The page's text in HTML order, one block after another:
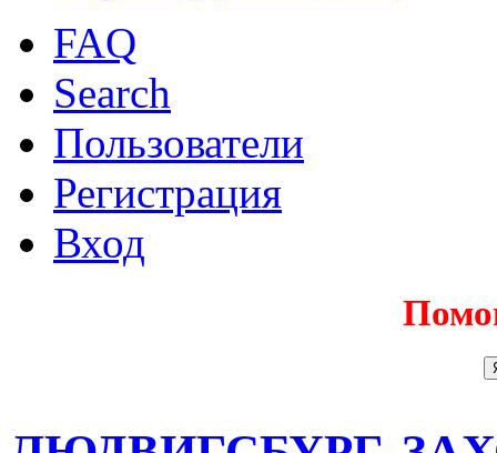
FAQ
Search
Пользователи
Регистрация
Вход